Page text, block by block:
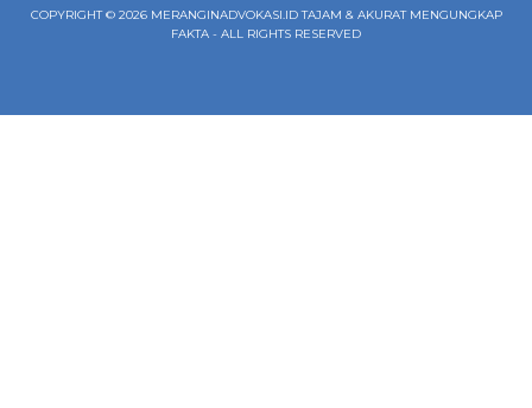
COPYRIGHT © 2026 MERANGINADVOKASI.ID TAJAM & AKURAT MENGUNGKAP
FAKTA - ALL RIGHTS RESERVED